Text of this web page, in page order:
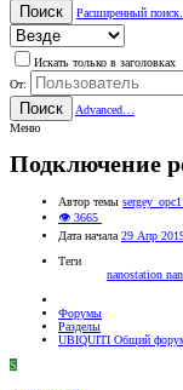
Поиск Расширенный
Искать только в заголовках
От:
Поиск
Advanced…
Меню
Подключение
Автор темы
👁 3665
Дата начала 29 Апр
Теги
nanostation
Форумы
Разделы
UBIQUITI Общий
S